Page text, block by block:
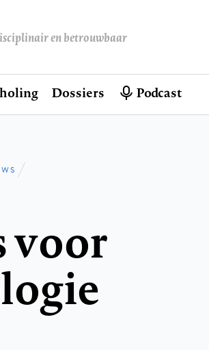
en betrouwbaar
Dossiers Podcast
voor